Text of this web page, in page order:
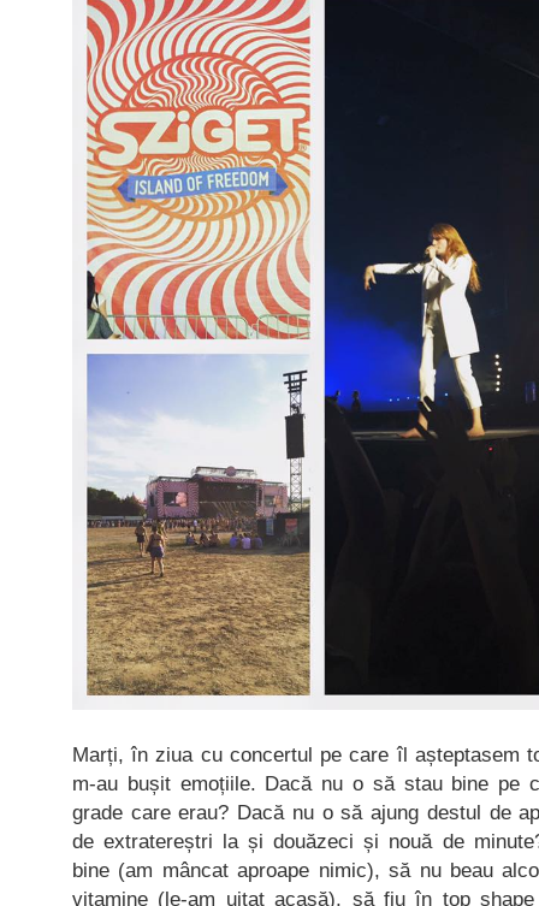
Marți, în ziua cu concertul pe care îl așteptasem
m-au bușit emoțiile. Dacă nu o să stau bine pe
grade care erau? Dacă nu o să ajung destul de
de extratereștri la și douăzeci și nouă de
bine (am mâncat aproape nimic), să nu beau
vitamine (le-am uitat acasă), să fiu în top